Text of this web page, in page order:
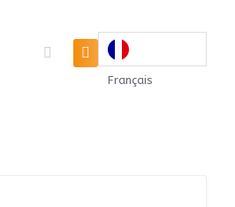
Français